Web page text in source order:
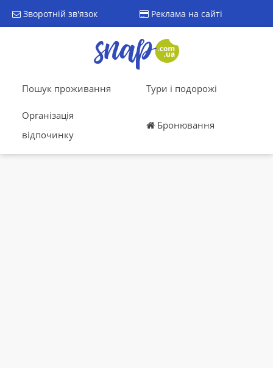
Зворотній зв'язок Реклама на сайті
Пошук проживання Тури і подорожі
Організація
відпочинку
Бронювання